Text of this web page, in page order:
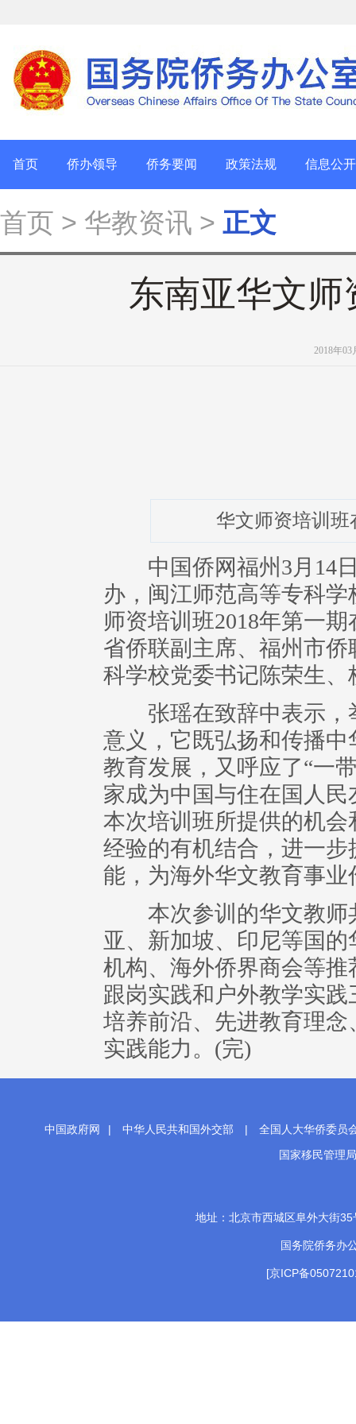
首页 侨办领导 侨务要闻 政策法规 信息公开
首页 > 华教资讯 > 正文
东南亚华文
2018年
华文师资培训
中国侨网福州3月14日
办，闽江师范高等专科
师资培训班2018年第一
省侨联副主席、福州市
科学校党委书记陈荣生
张瑶在致辞中表示，
意义，它既弘扬和传播
教育发展，又呼应了“一
家成为中国与住在国人
本次培训班所提供的机
经验的有机结合，进一
能，为海外华文教育事
本次参训的华文教师
亚、新加坡、印尼等国
机构、海外侨界商会等
跟岗实践和户外教学实
培养前沿、先进教育理
实践能力。(完)
中国政府网 | 中华人民共和国外交部 |
全国人大华侨委员
国家移民管理局
地址：北京市西城区阜外大街
国务院侨务
[京ICP备